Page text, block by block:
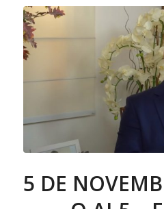
5 DE